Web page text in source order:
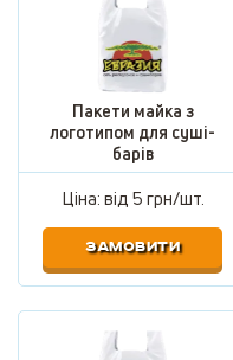
Пакети майка з
логотипом для суші-
барів
Ціна: від5 грн/шт.
ЗАМОВИТИ